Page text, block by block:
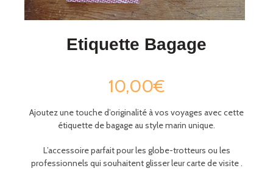
Etiquette Bagage
10,00€
Ajoutez une touche d’originalité à vos voyages avec cette
étiquette de bagage au style marin unique.
L’accessoire parfait pour les globe-trotteurs ou les
professionnels qui souhaitent glisser leur carte de visite .